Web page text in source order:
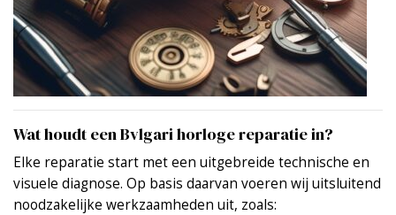
Wat houdt een Bvlgari horloge reparatie in?
Elke reparatie start met een uitgebreide technische en
visuele diagnose. Op basis daarvan voeren wij uitsluitend
noodzakelijke werkzaamheden uit, zoals: